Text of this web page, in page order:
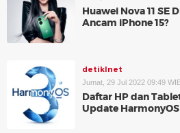
Huawei Nova 11 SE
Ancam iPhone 15?
detikInet
Jumat, 29 Jul 2022 09:49
Daftar HP dan
Update HarmonyOS